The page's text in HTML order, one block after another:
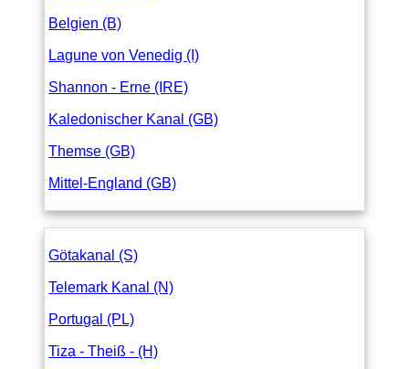
Belgien (B)
Lagune von Venedig (I)
Shannon - Erne (IRE)
Kaledonischer Kanal (GB)
Themse (GB)
Mittel-England (GB)
Götakanal (S)
Telemark Kanal (N)
Portugal (PL)
Tiza - Theiß - (H)